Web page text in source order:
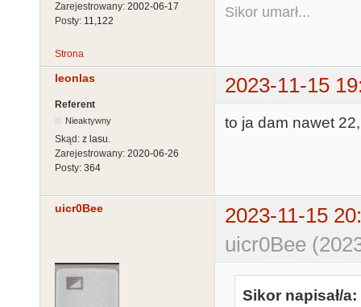
Zarejestrowany: 2002-06-17
Posty: 11,122
Sikor umarł...
Strona
leonlas 2023-11-15
Referent
Nieaktywny
Skąd: z lasu.
Zarejestrowany: 2020-06-26
Posty: 364
to ja dam nawet
uicr0Bee
2023-11-15
uicr0Bee
Sikor napisał/a: